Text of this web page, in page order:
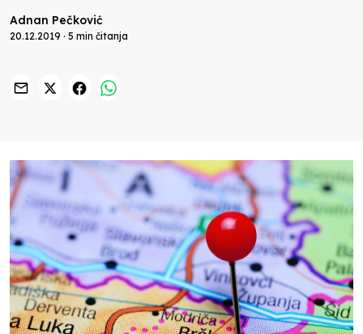
Adnan Pečković
20.12.2019 · 5 min čitanja